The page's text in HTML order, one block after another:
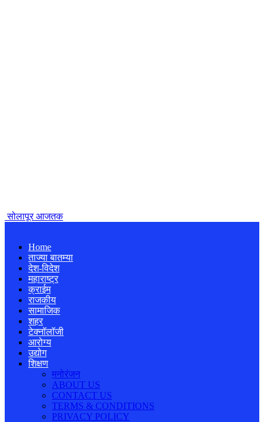
सोलापूर आजतक
Home
ताज्या बातम्या
देश-विदेश
महाराष्ट्र
क्राईम
राजकीय
सामाजिक
शहर
टेक्नॉलॉजी
आरोग्य
उद्योग
शिक्षण
मनोरंजन
ABOUT US
CONTACT US
TERMS & CONDITIONS
PRIVACY POLICY